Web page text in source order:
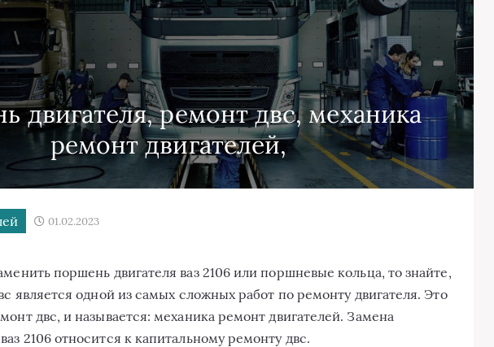
двигателя, ремонт двс, механика
ремонт двигателей,
01.02.2023
поршень двигателя ваз 2106 или поршневые кольца, то знайте,
является одной из самых сложных работ по ремонту двигателя. Это
двс, и называется: механика ремонт двигателей. Замена
2106 относится к капитальному ремонту двс.